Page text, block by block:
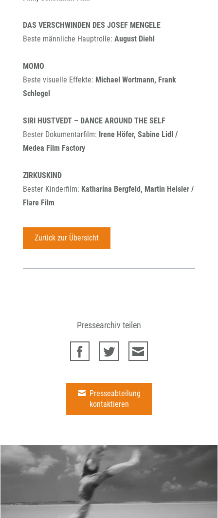
DAS VERSCHWINDEN DES JOSEF MENGELE
Beste männliche Hauptrolle: August Diehl
MOMO
Beste visuelle Effekte: Michael Wortmann, Frank
Schlegel
SIRI HUSTVEDT – DANCE AROUND THE SELF
Bester Dokumentarfilm: Irene Höfer, Sabine Lidl /
Medea Film Factory
ZIRKUSKIND
Bester Kinderfilm: Katharina Bergfeld, Martin Heisler /
Flare Film
Zurück zur Übersicht
Pressearchiv teilen
Presseabteilung
kontaktieren